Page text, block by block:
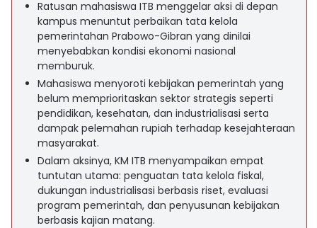
Ratusan mahasiswa ITB menggelar aksi di depan
kampus menuntut perbaikan tata kelola
pemerintahan Prabowo-Gibran yang dinilai
menyebabkan kondisi ekonomi nasional
memburuk.
Mahasiswa menyoroti kebijakan pemerintah yang
belum memprioritaskan sektor strategis seperti
pendidikan, kesehatan, dan industrialisasi serta
dampak pelemahan rupiah terhadap kesejahteraan
masyarakat.
Dalam aksinya, KM ITB menyampaikan empat
tuntutan utama: penguatan tata kelola fiskal,
dukungan industrialisasi berbasis riset, evaluasi
program pemerintah, dan penyusunan kebijakan
berbasis kajian matang.